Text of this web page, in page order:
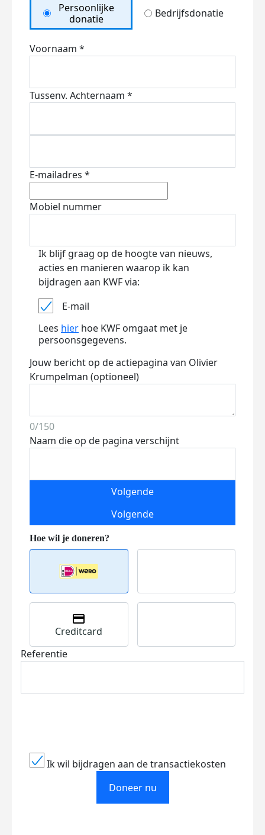
Persoonlijke
donatie
Bedrijfsdonatie
Voornaam *
Tussenv. Achternaam *
E-mailadres *
Mobiel nummer
Ik blijf graag op de hoogte van nieuws,
acties en manieren waarop ik kan
bijdragen aan KWF via:
E-mail
Lees hier hoe KWF omgaat met je
persoonsgegevens.
Jouw bericht op de actiepagina van Olivier
Krumpelman (optioneel)
0/150
Naam die op de pagina verschijnt
Volgende
Volgende
Creditcard
Referentie
Ik wil bijdragen aan de transactiekosten
Doneer nu